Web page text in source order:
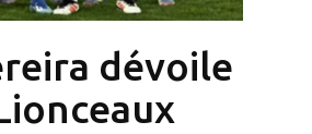
dévoile